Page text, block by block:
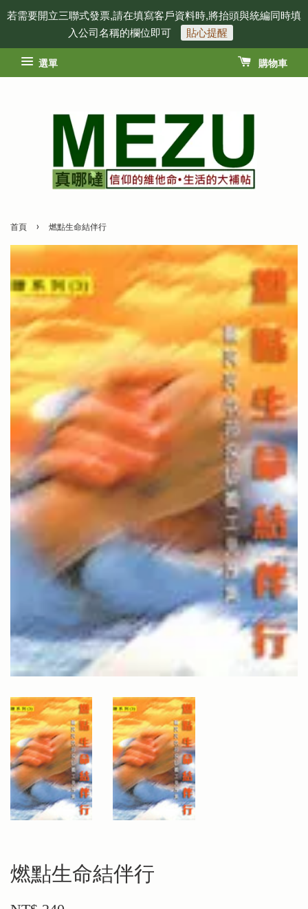
若需要開立三聯式發票,請在填寫客戶資料時,將抬頭與統編同時填
入公司名稱的欄位即可
貼心提醒
選單 購物車
首頁 › 燃點生命結伴行
燃點生命結伴行